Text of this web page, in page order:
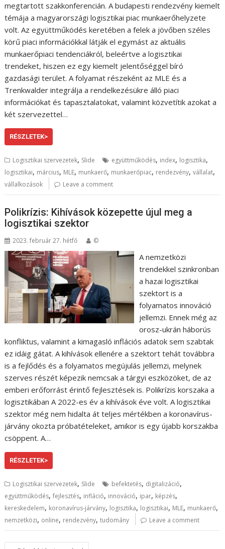
megtartott szakkonferencián. A budapesti rendezvény kiemelt
témája a magyarországi logisztikai piac munkaerőhelyzete
volt. Az együttműködés keretében a felek a jövőben széles
körű piaci információkkal látják el egymást az aktuális
munkaerőpiaci tendenciákról, beleértve a logisztikai
trendeket, hiszen ez egy kiemelt jelentőséggel bíró
gazdasági terület. A folyamat részeként az MLE és a
Trenkwalder integrálja a rendelkezésükre álló piaci
információkat és tapasztalatokat, valamint közvetítik azokat a
két szervezettel…
RÉSZLETEK>
Logisztikai szervezetek, Slide együttműködés, index, logisztika,
logisztikai, március, MLE, munkaerő, munkaerőpiac, rendezvény,vállalat,
vállalkozások Leave a comment
Polikrízis: Kihívások közepette újul meg a
logisztikai szektor
2023. február 27. hétfő ©
A nemzetközi
trendekkel szinkronban
a hazai logisztikai
szektort is a
folyamatos innováció
jellemzi. Ennek még az
orosz-ukrán háborús
konfliktus, valamint a kimagasló inflációs adatok sem szabtak
ez idáig gátat. A kihívások ellenére a szektort tehát továbbra
is a fejlődés és a folyamatos megújulás jellemzi, melynek
szerves részét képezik nemcsak a tárgyi eszközöket, de az
emberi erőforrást érintő fejlesztések is. Polikrízis korszaka a
logisztikában A 2022-es év a kihívások éve volt. A logisztikai
szektor még nem hidalta át teljes mértékben a koronavírus-
járvány okozta próbatételeket, amikor is egy újabb korszakba
csöppent. A…
RÉSZLETEK>
Logisztikai szervezetek, Slide befektetés, digitalizáció,
együttműködés,fejlesztés, infláció, innováció, ipar, képzés,
kereskedelem, koronavírus-járvány, logisztika, logisztikai, MLE, munkaerő,
nemzetközi, online, rendezvény,tudomány Leave a comment